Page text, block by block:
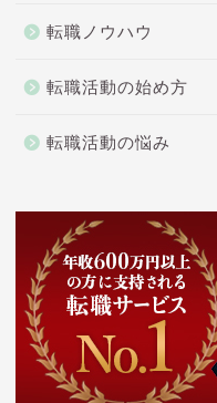
転職ノウハウ
転職活動の始め方
転職活動の悩み